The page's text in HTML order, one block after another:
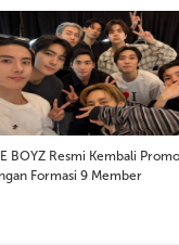
BOYZ Resmi Kembali
Formasi 9 Member